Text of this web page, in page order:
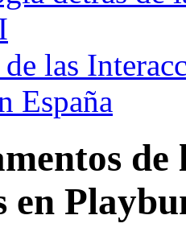
las
España
en